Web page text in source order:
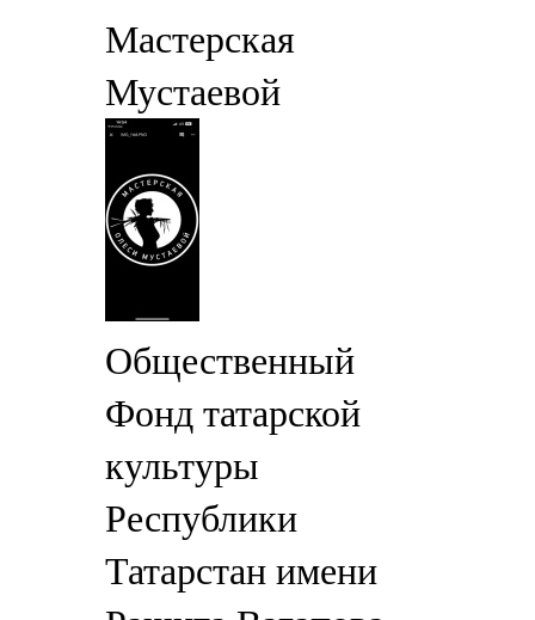
Мастерская
Мустаевой
Общественный
Фонд татарской
культуры
Республики
Татарстан имени